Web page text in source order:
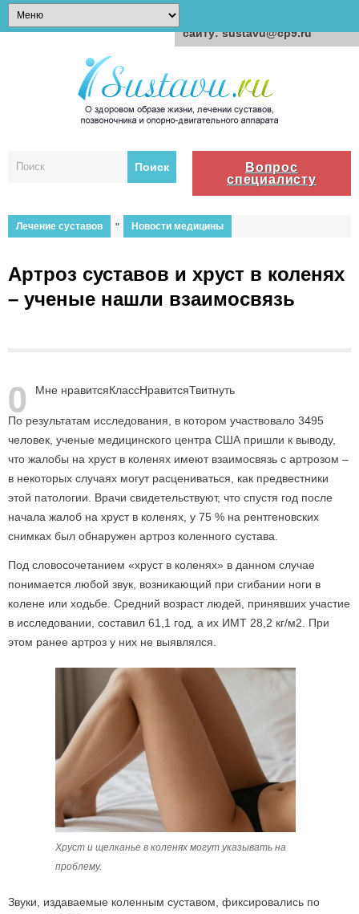
Вопрос
специалисту
Лечение суставов " Новости медицины
Артроз суставов и хруст в коленях
– ученые нашли взаимосвязь
0 Мне нравитсяКлассНравитсяТвитнуть
По результатам исследования, в котором участвовало 3495
человек, ученые медицинского центра США пришли к выводу,
что жалобы на хруст в коленях имеют взаимосвязь с артрозом –
в некоторых случаях могут расцениваться, как предвестники
этой патологии. Врачи свидетельствуют, что спустя год после
начала жалоб на хруст в коленях, у 75 % на рентгеновских
снимках был обнаружен артроз коленного сустава.
Под словосочетанием «хруст в коленях» в данном случае
понимается любой звук, возникающий при сгибании ноги в
колене или ходьбе. Средний возраст людей, принявших участие
в исследовании, составил 61,1 год, а их ИМТ 28,2 кг/м2 . При
этом ранее артроз у них не выявлялся.
Хруст и щелканье в коленях могут указывать на
проблему.
Звуки, издаваемые коленным суставом, фиксировались по
сайту: sustavu@cp9.ru